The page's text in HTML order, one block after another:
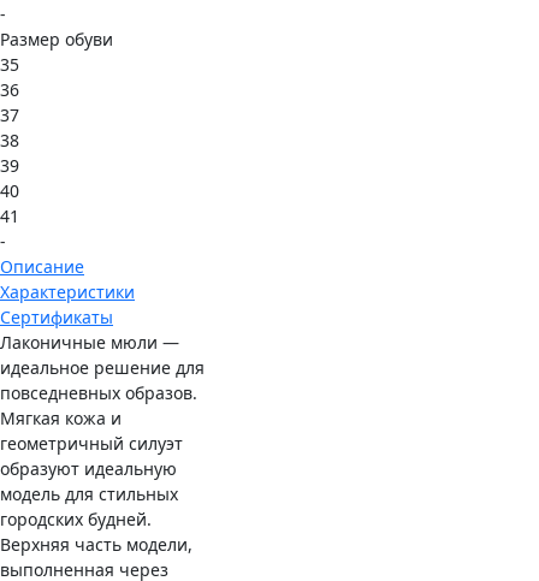
-
Размер обуви
35
36
37
38
39
40
41
-
Описание
Характеристики
Сертификаты
Лаконичные мюли —
идеальное решение для
повседневных образов.
Мягкая кожа и
геометричный силуэт
образуют идеальную
модель для стильных
городских будней.
Верхняя часть модели,
выполненная через